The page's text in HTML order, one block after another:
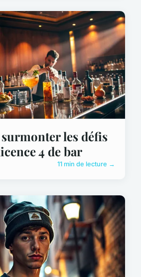
les défis
4 de bar
11 min de lecture →